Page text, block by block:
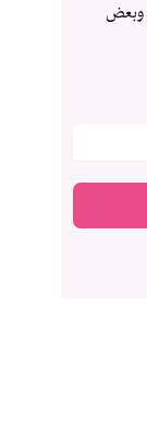
وبعض